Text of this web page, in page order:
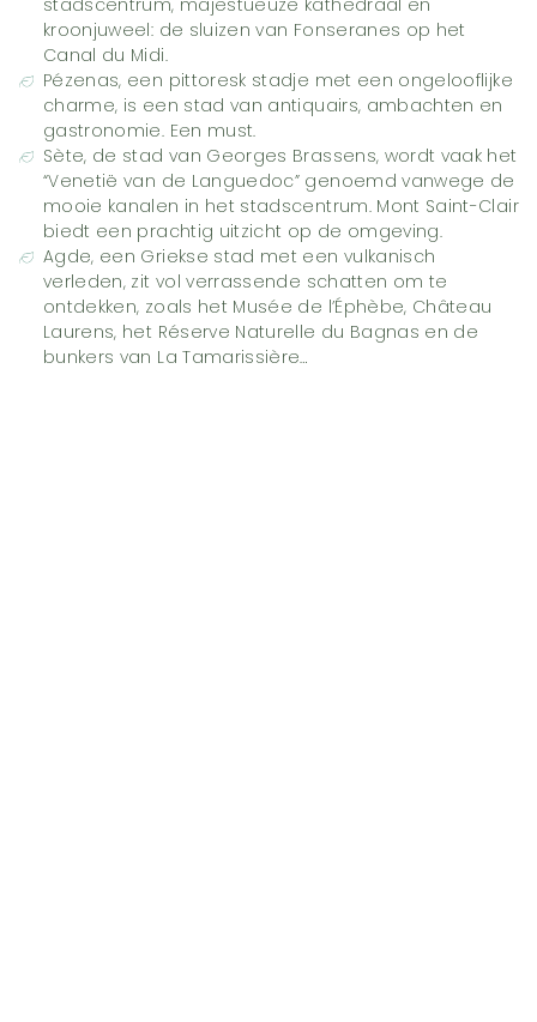
kroonjuweel: de sluizen van Fonseranes op het
Canal du Midi.
Pézenas, een pittoresk stadje met een ongelooflijke
charme, is een stad van antiquairs, ambachten en
gastronomie. Een must.
Sète, de stad van Georges Brassens, wordt vaak het
“Venetië van de Languedoc” genoemd vanwege de
mooie kanalen in het stadscentrum. Mont Saint-Clair
biedt een prachtig uitzicht op de omgeving.
Agde, een Griekse stad met een vulkanisch
verleden, zit vol verrassende schatten om te
ontdekken, zoals het Musée de l’Éphèbe, Château
Laurens, het Réserve Naturelle du Bagnas en de
bunkers van La Tamarissière…